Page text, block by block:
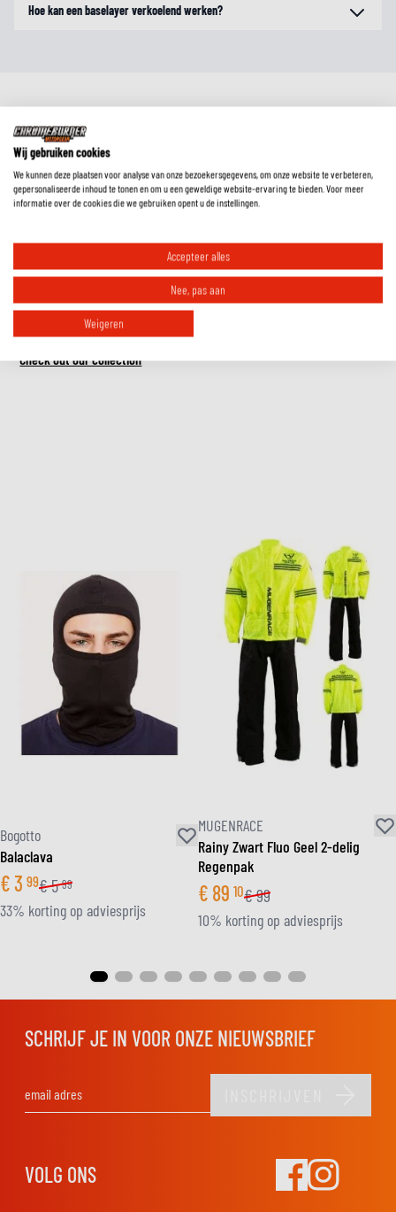
Hoe kan een baselayer verkoelend werken?
RIDE ESSENTIALS
Must-have accessories for comfort, safety
and visibility.
Check out our collection
Bogotto
Balaclava
€3 99€5 99
33% korting op adviesprijs
MUGENRACE
Rainy Zwart Fluo Geel 2-delig
Regenpak
€ 89 10€99
10% korting op adviesprijs
SCHRIJF JE IN VOOR ONZE NIEUWSBRIEF
VOLG ONS
Wij gebruiken cookies
We kunnen deze plaatsen voor analyse van onze bezoekersgegevens, om onze website te verbeteren,
gepersonaliseerde inhoud te tonen en om u een geweldige website-ervaring te bieden. Voor meer
informatie over de cookies die we gebruiken opent u de instellingen.
Accepteer alles
Nee, pas aan
Weigeren